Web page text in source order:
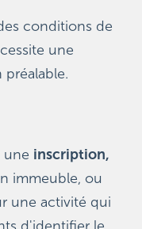
conditions de
une
une inscription,
immeuble, ou
une activité qui